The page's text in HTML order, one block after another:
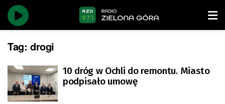
Tag: drogi
10 dróg w Ochli do remontu. Miasto
podpisało umowę